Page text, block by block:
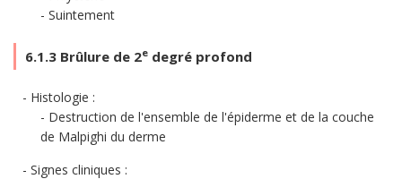
Suintement
6.1.3 Brûlure de 2e degré profond
Histologie :
Destruction de l'ensemble de l'épiderme et de la couche
de Malpighi du derme
Signes cliniques :